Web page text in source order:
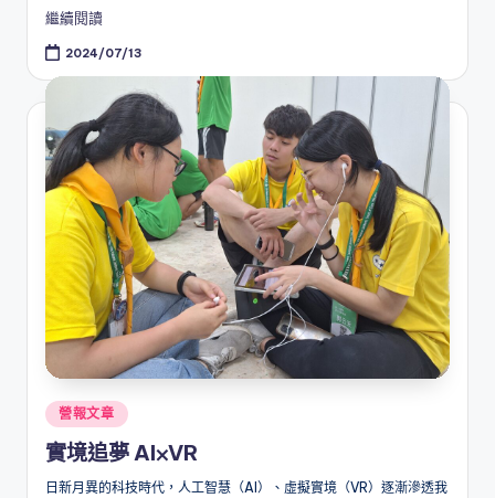
繼續閱讀
2024/07/13
Posted
營報文章
實境追夢 AI⨉VR
日新月異的科技時代，人工智慧（AI）、虛擬實境（VR）逐漸滲透我